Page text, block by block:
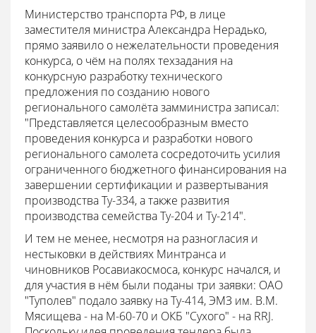
Министерство транспорта РФ, в лице
заместителя министра Александра Нерадько,
прямо заявило о нежелательности проведения
конкурса, о чём на полях техзадания на
конкурсную разработку технического
предложения по созданию нового
регионального самолёта замминистра записал:
"Представляется целесообразным вместо
проведения конкурса и разработки нового
регионального самолета сосредоточить усилия
ограниченного бюджетного финансирования на
завершении сертификации и развертывания
производства Ту-334, а также развития
производства семейства Ту-204 и Ту-214".
И тем не менее, несмотря на разногласия и
нестыковки в действиях Минтранса и
чиновников Росавиакосмоса, конкурс начался, и
для участия в нём были поданы три заявки: ОАО
"Туполев" подало заявку на Ту-414, ЭМЗ им. В.М.
Мясищева - на М-60-70 и ОКБ "Сухого" - на RRJ.